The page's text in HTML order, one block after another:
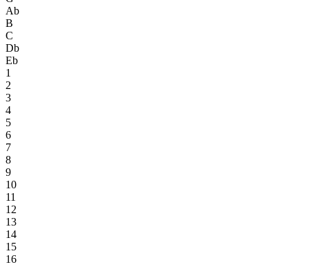
Ab
B
C
Db
Eb
1
2
3
4
5
6
7
8
9
10
11
12
13
14
15
16